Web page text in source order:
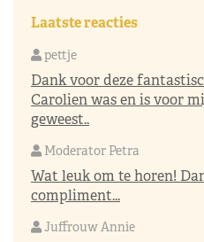
Laatste reacties
pettje
Dank voor deze
Carolien was en is voor
geweest..
Moderator Petra
Wat leuk om te horen!
compliment...
Juffrouw Annie